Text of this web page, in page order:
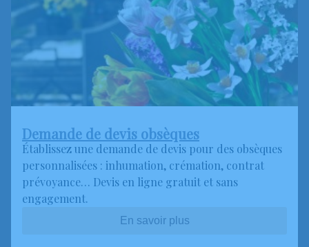
Demande de devis obsèques
Établissez une demande de devis pour des obsèques
personnalisées : inhumation, crémation, contrat
prévoyance… Devis en ligne gratuit et sans
engagement.
En savoir plus